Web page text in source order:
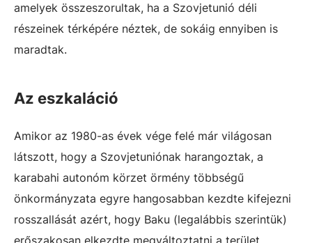
amelyek összeszorultak, ha a Szovjetunió déli
részeinek térképére néztek, de sokáig ennyiben is
maradtak.
Az eszkaláció
Amikor az 1980-as évek vége felé már világosan
látszott, hogy a Szovjetuniónak harangoztak, a
karabahi autonóm körzet örmény többségű
önkormányzata egyre hangosabban kezdte kifejezni
rosszallását azért, hogy Baku (legalábbis szerintük)
erőszakosan elkezdte megváltoztatni a terület